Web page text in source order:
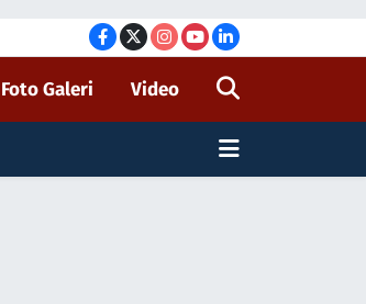
Foto Galeri Video